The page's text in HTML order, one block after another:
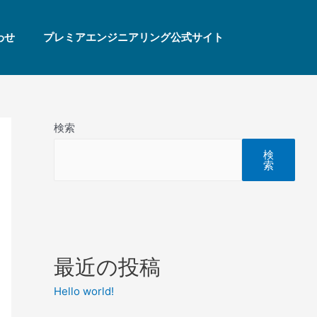
せ プレミアエンジニアリング公式サイト
検索
検
索
最近の投稿
Hello world!